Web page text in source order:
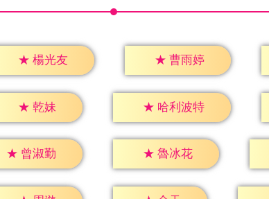
★ 楊光友 ★ 曹雨婷
★ 乾妹 ★ 哈利波特
★ 曾淑勤 ★ 魯冰花